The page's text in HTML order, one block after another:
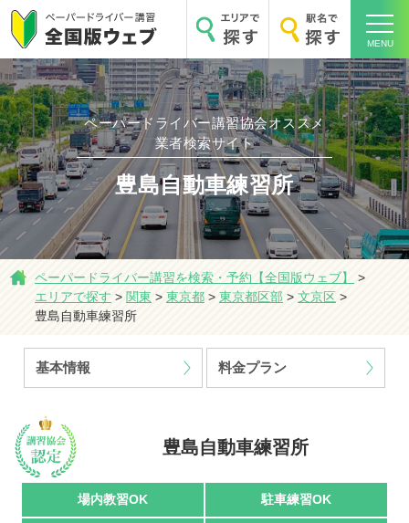
MENU
ホーム
ペーパードライバー講習協会オススメ
業者検索サイト
豊島自動車練習所
ペーパードライバー講習を検索・予約【全国版ウェブ】
>
エリアで探す > 関東 > 東京都 > 東京都区部 > 文京区 >
豊島自動車練習所
基本情報 料金プラン
豊島自動車練習所
場内教習OK 駐車練習OK